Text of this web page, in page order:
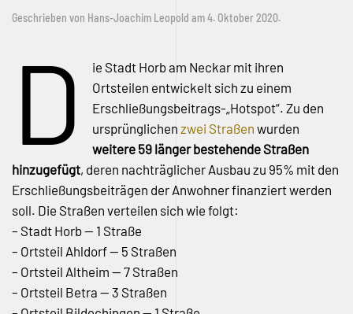
Geschrieben von Hans-Joachim Leopold am4. Oktober 2020.
D
ie Stadt Horb am Neckar mit ihren
Ortsteilen entwickelt sich zu einem
Erschließungsbeitrags-„Hotspot“. Zu den
ursprünglichenzwei Straßen wurden
weitere 59 länger bestehende Straßen
hinzugefügt, deren nachträglicher Ausbau zu 95% mit den
Erschließungsbeiträgen der Anwohner finanziert werden
soll. Die Straßen verteilen sich wie folgt:
– Stadt Horb — 1 Straße
– Ortsteil Ahldorf — 5 Straßen
– Ortsteil Altheim — 7 Straßen
– Ortsteil Betra — 3 Straßen